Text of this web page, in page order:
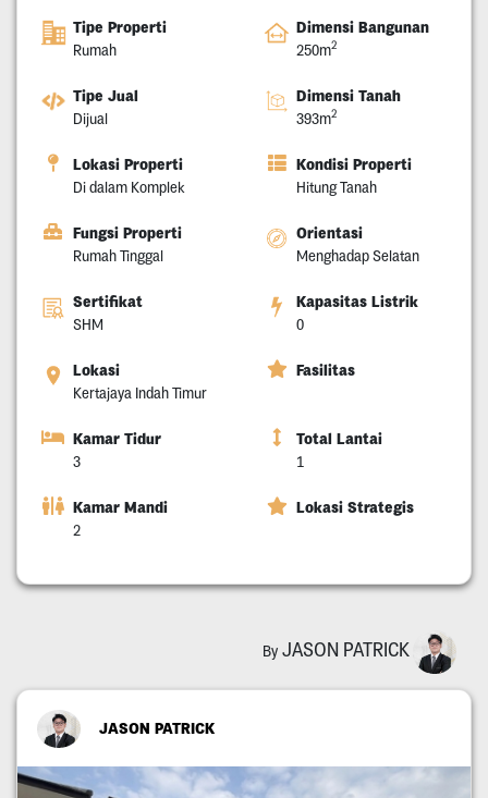
Tipe Properti
Rumah
Dimensi Bangunan
250m2
Tipe Jual
Dijual
Dimensi Tanah
393m2
Lokasi Properti
Di dalam Komplek
Kondisi Properti
Hitung Tanah
Fungsi Properti
Rumah Tinggal
Orientasi
Menghadap Selatan
Sertifikat
SHM
Kapasitas Listrik
0
Lokasi
Kertajaya Indah Timur
Fasilitas
Kamar Tidur
3
Total Lantai
1
Kamar Mandi
2
Lokasi Strategis
By JASON PATRICK
JASON PATRICK